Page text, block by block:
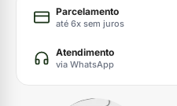
Parcelamento
até 6x sem juros
Atendimento
via WhatsApp